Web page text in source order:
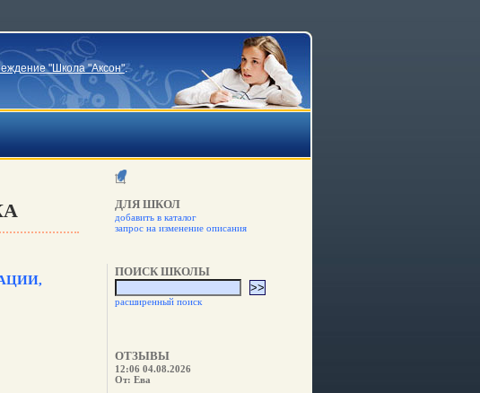
"Школа "Аксон".
ДЛЯ ШКОЛ
добавить в каталог
запрос на изменение описания
ПОИСК ШКОЛЫ
расширенный поиск
ОТЗЫВЫ
12:06 04.08.2026
От: Ева